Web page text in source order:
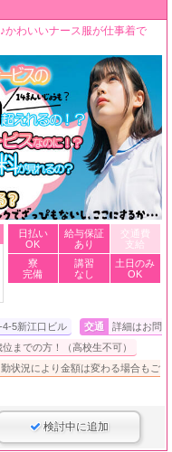
かわいいナース服が仕事着で
日払い
OK
給与保証
あり
交通費
支給
寮
完備
講習
なし
土日のみ
OK
5新江口ビル 交通
詳細はお問
までの方！（高校生不可）
状況により金額は変わる場合もご
検討中に追加